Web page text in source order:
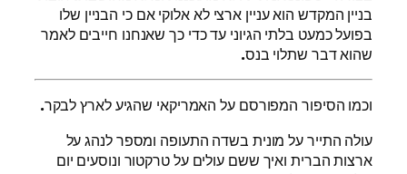
בניין המקדש הוא עניין ארצי לא אלוקי אם כי הבניין שלו
בפועל כמעט בלתי הגיוני עד כדי כך שאנחנו חייבים לאמר
שהוא דבר שתלוי בנס.
וכמו הסיפור המפורסם על האמריקאי שהגיע לארץ לבקר.
עולה התייר על מונית בשדה התעופה ומספר לנהג על
ארצות הברית ואיך ששם עולים על טרקטור ונוסעים יום